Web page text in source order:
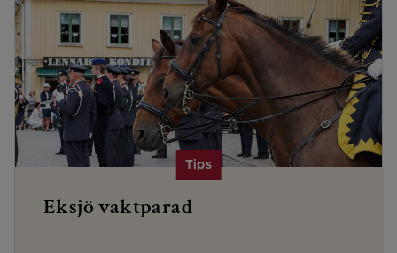
Eksjö vaktparad